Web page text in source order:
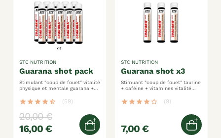
guarana shot pack
STC NUTRITION
Stimulant "coup de fouet" vitalité
physique et mentale guarana +
star star star star star_half (59)
20,00 €
16,00 €
Ajouter au panier
guarana shot x3
STC NUTRITION
Stimuant "coup de fouet" taurine
+ caféine + vitamines vitalité
concentration
star star star star star_border (9)
7,00 €